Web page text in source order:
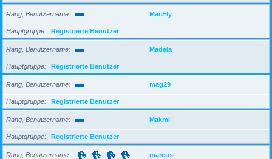
Rang, Benutzername MacFly
Hauptgruppe Registrierte Benutzer
Rang, Benutzername Madala
Hauptgruppe Registrierte Benutzer
Rang, Benutzername mag29
Hauptgruppe Registrierte Benutzer
Rang, Benutzername Makmi
Hauptgruppe Registrierte Benutzer
Rang, Benutzername marcus